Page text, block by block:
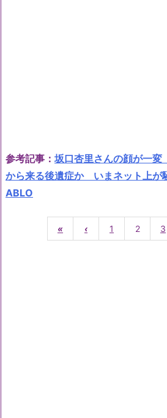
参考記事： 坂口杏里さんの顔が一
から来る後遺症か いまネット上が
ABLO
« ‹ 1 2 3